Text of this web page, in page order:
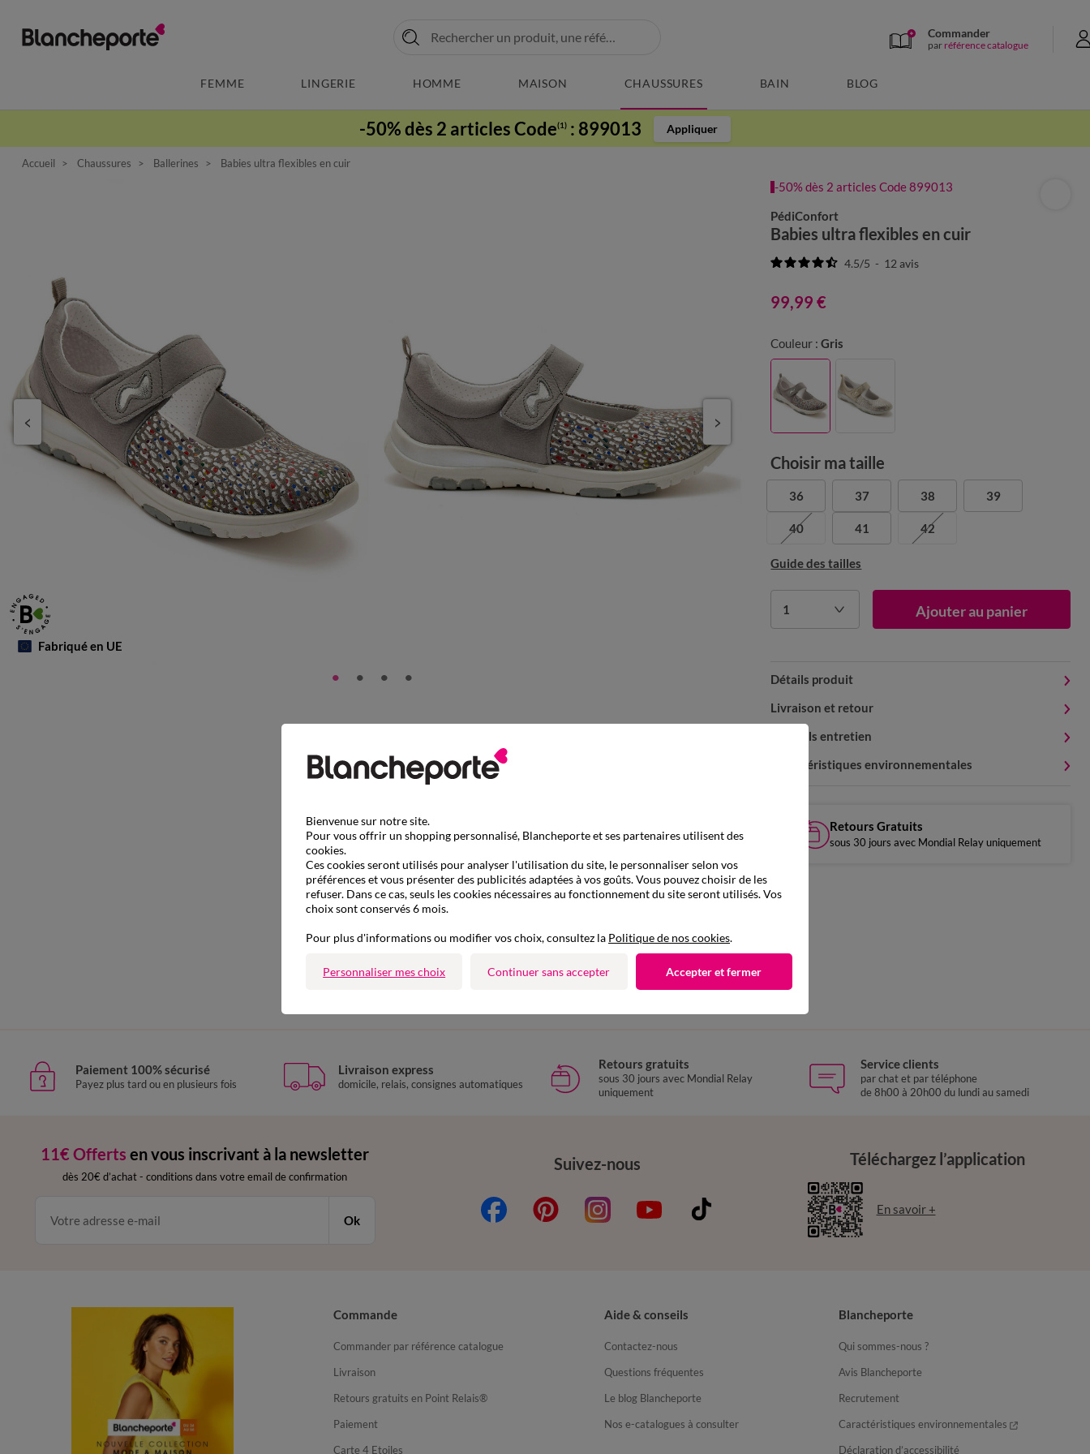
Commander
par référence catalogue
FEMME LINGERIE HOMME MAISON CHAUSSURES BAIN BLOG
-50% dès 2 articles Code(1) : 899013 Appliquer
Accueil Chaussures Ballerines Babies ultra flexibles en cuir
Fabriqué en UE
-50% dès 2 articles Code 899013
PédiConfort
Babies ultra flexibles en cuir
4.5/5 - 12avis
99,99 €
Couleur : Gris
Choisir ma taille
36 37 38 39
40 41 42
Guide des tailles
1 Ajouter au panier
Détails produit
Livraison et retour
Conseils entretien
Caractéristiques environnementales
Retours Gratuits
sous 30 jours avec Mondial Relay uniquement
D'autres idées de Ballerines
Ballerines
Paiement 100% sécurisé
Payez plus tard ou en plusieurs fois
Livraison express
domicile, relais, consignes automatiques
Retours gratuits
sous 30 jours avec Mondial Relay
uniquement
Service clients
par chat et par téléphone
de 8h00 à 20h00 du lundi au samedi
11€ Offerts en vous inscrivant à la newsletter
dès 20€ d’achat - conditions dans votre email de confirmation
Ok
Suivez-nous Téléchargez l’application
En savoir +
Commande
Commander par référence catalogue
Livraison
Retours gratuits en Point Relais®
Paiement
Carte 4 Etoiles
Aide & conseils
Contactez-nous
Questions fréquentes
Le blog Blancheporte
Nos e-catalogues à consulter
Blancheporte
Qui sommes-nous ?
Avis Blancheporte
Recrutement
Caractéristiques environnementales
Déclaration d’accessibilité
Bienvenue sur notre site.
Pour vous offrir un shopping personnalisé, Blancheporte et ses partenaires utilisent des
cookies.
Ces cookies seront utilisés pour analyser l'utilisation du site, le personnaliser selon vos
préférences et vous présenter des publicités adaptées à vos goûts. Vous pouvez choisir de les
refuser. Dans ce cas, seuls les cookies nécessaires au fonctionnement du site seront utilisés. Vos
choix sont conservés 6 mois.
Pour plus d'informations ou modifier vos choix, consultez la Politique de nos cookies.
Personnaliser mes choix Continuer sans accepter Accepter et fermer